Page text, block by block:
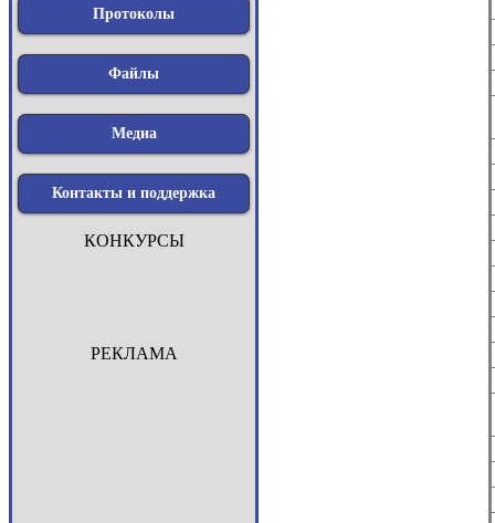
Протоколы
Файлы
Медиа
Контакты и поддержка
КОНКУРСЫ
РЕКЛАМА